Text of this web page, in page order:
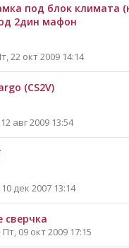
под блок климата
2дин мафон
22 окт 2009 14:14
(CS2V)
авг 2009 13:54
дек 2007 13:14
сверчка
Пт, 09 окт 2009 17:15